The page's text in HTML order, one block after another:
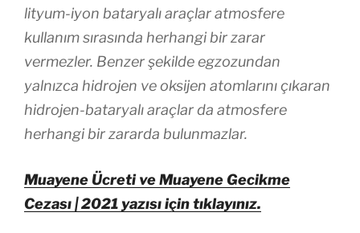
lityum-iyon bataryalı araçlar atmosfere
kullanım sırasında herhangi bir zarar
vermezler. Benzer şekilde egzozundan
yalnızca hidrojen ve oksijen atomlarını çıkaran
hidrojen-bataryalı araçlar da atmosfere
herhangi bir zararda bulunmazlar.
Muayene Ücreti ve Muayene Gecikme
Cezası | 2021 yazısı için tıklayınız.